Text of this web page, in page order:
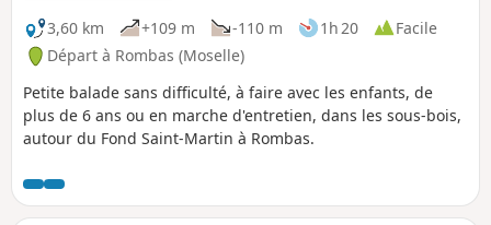
3,60 km
+109 m -110 m 1h 20
Facile
Départ à Rombas (Moselle)
Petite balade sans difficulté, à faire avec les enfants, de
plus de 6 ans ou en marche d'entretien, dans les sous-bois,
autour du Fond Saint-Martin à Rombas.